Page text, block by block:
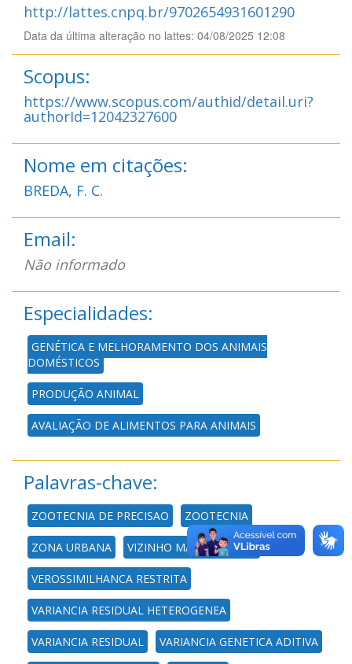
http://lattes.cnpq.br/9702654931601290
Data da última alteração no lattes: 04/08/2025 12:08
Scopus:
https://www.scopus.com/authid/detail.uri?
authorId=12042327600
Nome em citações:
BREDA, F. C.
Email:
Não informado
Especialidades:
GENÉTICA E MELHORAMENTO DOS ANIMAIS
DOMÉSTICOS
PRODUÇÃO ANIMAL
AVALIAÇÃO DE ALIMENTOS PARA ANIMAIS
Palavras-chave:
ZOOTECNIA DE PRECISAO ZOOTECNIA
ZONA URBANA VIZINHO MAIS PROXIMO
VEROSSIMILHANCA RESTRITA
VARIANCIA RESIDUAL HETEROGENEA
VARIANCIA RESIDUAL VARIANCIA GENETICA ADITIVA